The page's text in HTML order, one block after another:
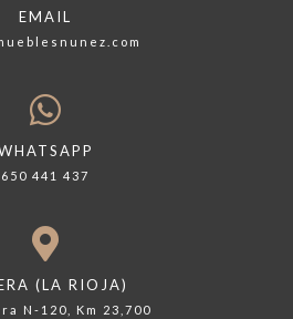
EMAIL
650 441 437
(LA RIOJA)
N-120, Km 23,700